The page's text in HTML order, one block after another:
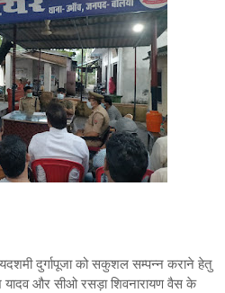
दुर्गापूजा को सकुशल सम्पन्न कराने हेतु
यादव और सीओ रसड़ा शिवनारायण वैस के